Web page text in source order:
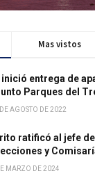
Mas vistos
inició entrega de
Parques del
AGOSTO DE 2022
ratificó al jefe
y
MARZO DE 2024